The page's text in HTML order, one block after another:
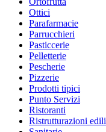
Ottici
Parafarmacie
Parrucchieri
Pasticcerie
Pelletterie
Pescherie
Pizzerie
Prodotti tipici
Punto Servizi
Ristoranti
Ristrutturazioni edili